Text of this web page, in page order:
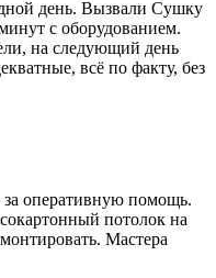
день. Вызвали Сушку
с оборудованием.
на следующий день
всё по факту, без
оперативную помощь.
потолок на
Мастера